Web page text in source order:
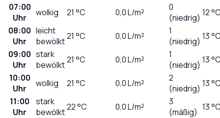
07:00
Uhr
wolkig 21 °C 0,0L/m²
0
(niedrig) 12
08:00
Uhr
leicht
bewölkt21 °C 0,0L/m²
1
(niedrig) 13
09:00
Uhr
stark
bewölkt21 °C 0,0L/m²
1
(niedrig) 13
10:00
Uhr
wolkig 21 °C 0,0L/m²
2
(niedrig) 13
11:00
Uhr
stark
bewölkt22°C 0,0L/m²
3
(mäßig) 13